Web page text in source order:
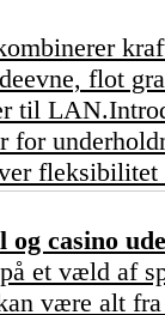
flot
til
for
fleksibilitet
og casino
et væld af
være alt